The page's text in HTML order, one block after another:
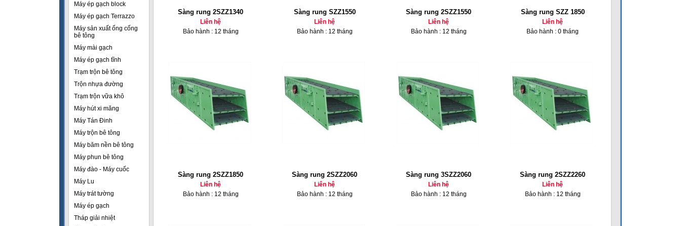
Máy ép gạch block
Máy ép gạch Terrazzo
Máy sản xuất ống cống
bê tông
Máy mài gạch
Máy ép gạch tĩnh
Trạm trộn bê tông
Trộn nhựa đường
Trạm trộn vữa khô
Máy hút xi măng
Máy Tán Đinh
Máy trộn bê tông
Máy băm nền bê tông
Máy phun bê tông
Máy đào - Máy cuốc
Máy Lu
Máy trát tường
Máy ép gạch
Tháp giải nhiệt
Sàng rung 2SZZ1340
Liên hệ
Bảo hành : 12 tháng
Sàng rung SZZ1550
Liên hệ
Bảo hành : 12 tháng
Sàng rung 2SZZ1550
Liên hệ
Bảo hành : 12 tháng
Sàng rung SZZ 1850
Liên hệ
Bảo hành : 0 tháng
Sàng rung 2SZZ1850
Liên hệ
Bảo hành : 12 tháng
Sàng rung 2SZZ2060
Liên hệ
Bảo hành : 12 tháng
Sàng rung 3SZZ2060
Liên hệ
Bảo hành : 12 tháng
Sàng rung 2SZZ2260
Liên hệ
Bảo hành : 12 tháng